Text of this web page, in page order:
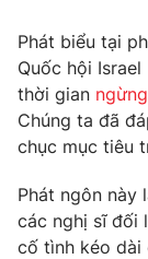
Thị trường
Tư vấn
Lịch phát
Chuyên mục
Emagazine
Photo
Phát biểu tại
Quốc hội
thời gian
Chúng ta đã
chục mục tiêu
Phát ngôn này
các nghị sĩ đối
cố tình kéo dài